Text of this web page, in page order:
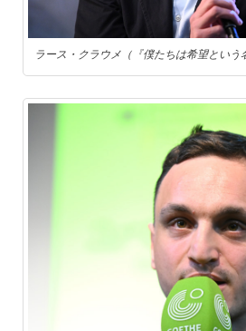
ラース・クラウメ（『僕たちは希望という